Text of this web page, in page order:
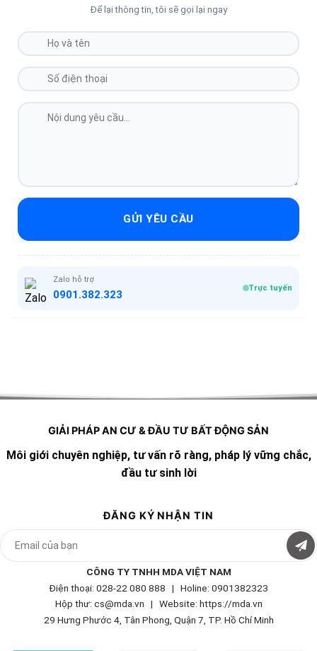
Để lại thông tin, tôi sẽ gọi lại ngay
GỬI YÊU CẦU
Zalo hỗ trợ
0901.382.323 Trực tuyến
GIẢI PHÁP AN CƯ & ĐẦU TƯ BẤT ĐỘNG SẢN
Môi giới chuyên nghiệp, tư vấn rõ ràng, pháp lý vững chắc,
đầu tư sinh lời
ĐĂNG KÝ NHẬN TIN
CÔNG TY TNHH MDA VIỆT NAM
Điện thoại: 028-22 080 888 | Holine: 0901382323
Hộp thư: cs@mda.vn | Website: https://mda.vn
29 Hưng Phước 4, Tân Phong, Quận 7, TP. Hồ Chí Minh